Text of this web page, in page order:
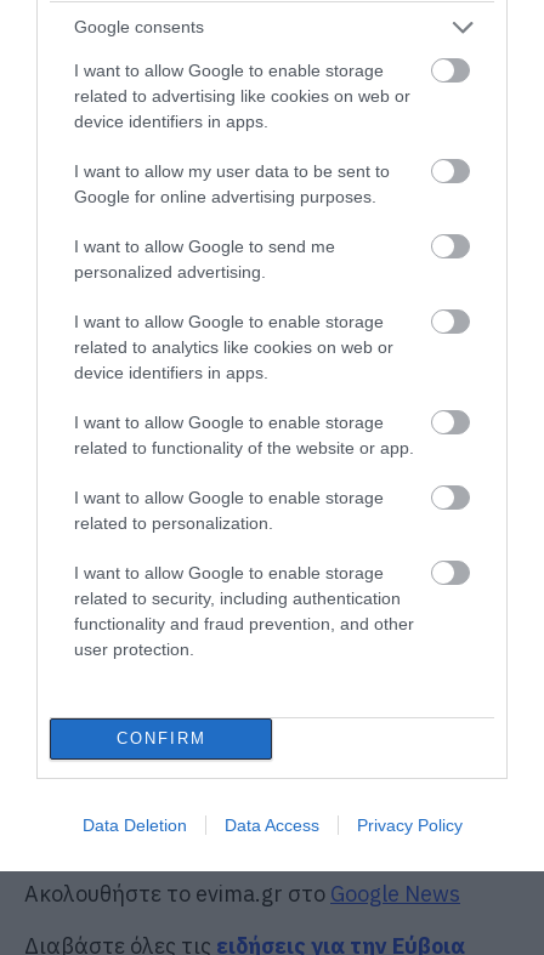
Google consents
I want to allow Google to enable storage
related to advertising like cookies on web or
device identifiers in apps.
I want to allow my user data to be sent to
Google for online advertising purposes.
I want to allow Google to send me
personalized advertising.
I want to allow Google to enable storage
related to analytics like cookies on web or
device identifiers in apps.
I want to allow Google to enable storage
related to functionality of the website or app.
I want to allow Google to enable storage
related to personalization.
I want to allow Google to enable storage
related to security, including authentication
functionality and fraud prevention, and other
user protection.
CONFIRM
Data Deletion Data Access Privacy Policy
προληπτικά μέτρα για την προστασία του
περιβάλλοντος, της ζωής και της περιουσίας
του λαού της περιοχής μας. Το ΚΚΕ αυτό θα
πράξει με τα μέλη του και τη συνέχεια των
παρεμβάσεων των εκλεγμένων του στο Δήμο,
Ακολουθήστε το evima.gr στο Google News
Διαβάστε όλες τις ειδήσεις για την Εύβοια